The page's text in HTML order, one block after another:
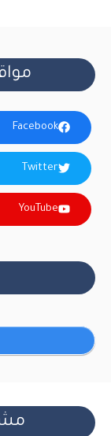
Facebook
Twitter
YouTube